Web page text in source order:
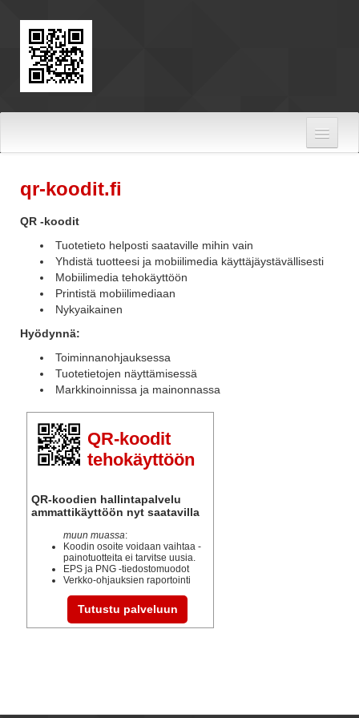
qr-koodit.fi
QR -koodit
Tuotetieto helposti saataville mihin vain
Yhdistä tuotteesi ja mobiilimedia käyttäjäystävällisesti
Mobiilimedia tehokäyttöön
Printistä mobiilimediaan
Nykyaikainen
Hyödynnä:
Toiminnanohjauksessa
Tuotetietojen näyttämisessä
Markkinoinnissa ja mainonnassa